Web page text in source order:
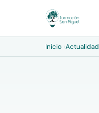
Inicio ›Actualidad